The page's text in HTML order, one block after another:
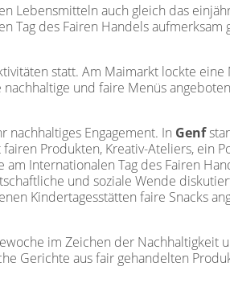
Lebensmitteln auch gleich das
Tag des Fairen Handels
statt. Am Maimarkt lockte
und faire Menüs
Engagement. In Genf
Produkten, Kreativ-Ateliers, ein
am Internationalen Tag des Fairen
und soziale Wende
Kindertagesstätten faire Snacks
im Zeichen der Nachhaltigkeit
Gerichte aus fair gehandelten